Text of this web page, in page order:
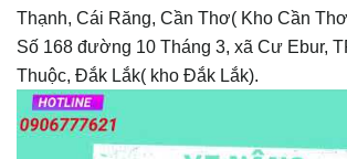
Thạnh, Cái Răng, Cần Thơ( Kho Cần
Số 168 đường 10 Tháng 3, xã Cư Ebur,
Thuộc, Đắk Lắk( kho Đắk Lắk).